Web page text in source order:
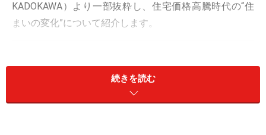
KADOKAWA）より一部抜粋し、住宅価格高騰時代の“住
まいの変化”について紹介します。
東京都内で「家を買える人」が急減している
住宅価格高騰が郊外へ波及する理由
続きを読む